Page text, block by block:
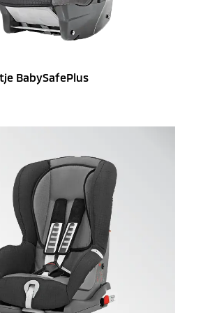
BabySafePlus